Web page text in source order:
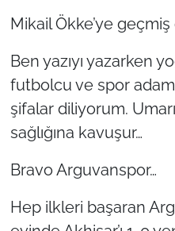
Mikail Ökke’ye geçmiş
Ben yazıyı yazarken
futbolcu ve spor
şifalar diliyorum.
sağlığına kavuşur…
Bravo Arguvanspor…
Hep ilkleri başaran